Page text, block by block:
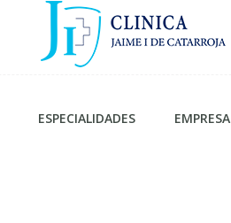
ESPECIALIDADES EMPRESA